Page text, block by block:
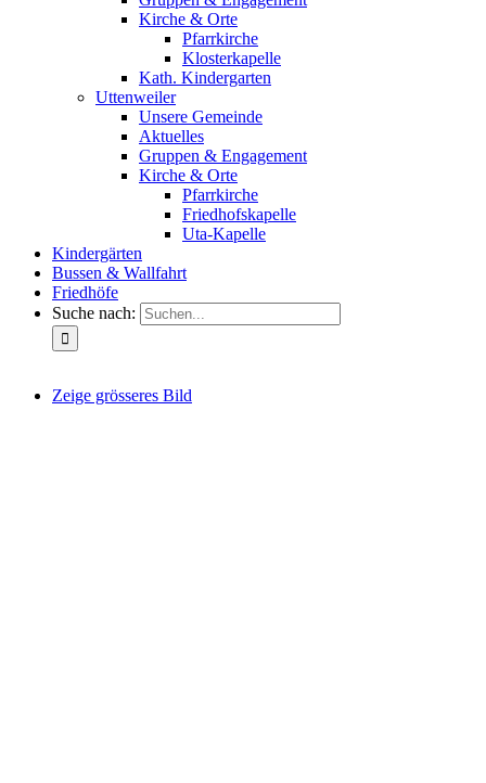
Kirche & Orte
Pfarrkirche
Klosterkapelle
Kath. Kindergarten
Uttenweiler
Unsere Gemeinde
Aktuelles
Gruppen & Engagement
Kirche & Orte
Pfarrkirche
Friedhofskapelle
Uta-Kapelle
Kindergärten
Bussen & Wallfahrt
Friedhöfe
Suche nach:
Zeige grösseres Bild